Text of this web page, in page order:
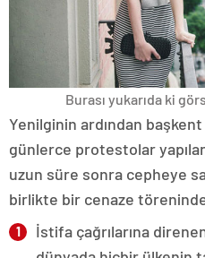
Burası yukarıda ki
Yenilginin ardından
günlerce protestolar
uzun süre sonra cepheye
birlikte bir cenaze
İstifa çağrılarına